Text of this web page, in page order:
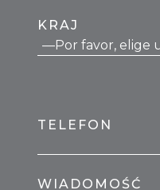
KRAJ
TELEFON
WIADOMOŚĆ